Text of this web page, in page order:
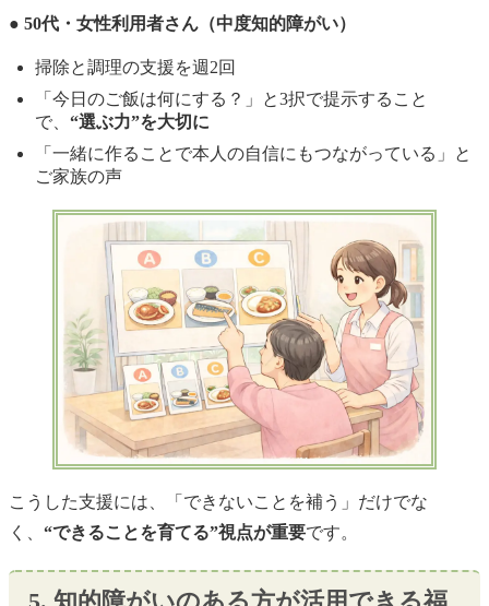
● 50代・女性利用者さん（中度知的障がい）
掃除と調理の支援を週2回
「今日のご飯は何にする？」と3択で提示すること
で、 “選ぶ力”を大切に
「一緒に作ることで本人の自信にもつながっている」と
ご家族の声
こうした支援には、「できないことを補う」だけでな
く、 “できることを育てる”視点が重要です。